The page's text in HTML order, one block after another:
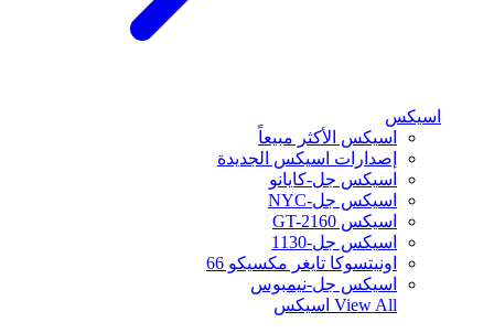
اسيكس
اسيكس الأكثر مبيعاً
إصدارات اسيكس الجديدة
اسيكس جل-كايانو
اسيكس جل-NYC
اسيكس GT-2160
اسيكس جل-1130
اونيتسوكا تايغر مكسيكو 66
اسيكس جل-نيمبوس
View All اسيكس